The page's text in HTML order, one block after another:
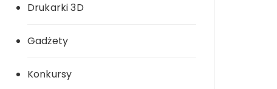
Drukarki 3D
Gadżety
Konkursy